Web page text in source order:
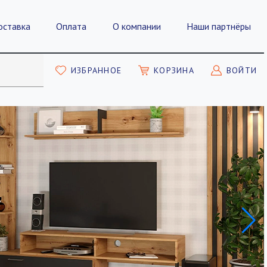
Оплата О компании Наши партнёры
ИЗБРАННОЕ КОРЗИНА ВОЙТИ